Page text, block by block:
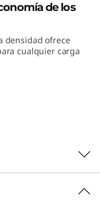
de los
densidad ofrece
cualquier carga